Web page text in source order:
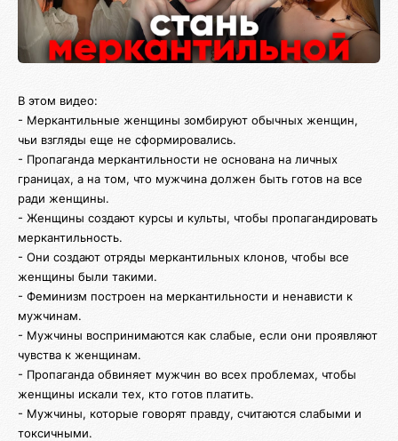
В этом видео:
- Меркантильные женщины зомбируют обычных женщин,
чьи взгляды еще не сформировались.
- Пропаганда меркантильности не основана на личных
границах, а на том, что мужчина должен быть готов на все
ради женщины.
- Женщины создают курсы и культы, чтобы пропагандировать
меркантильность.
- Они создают отряды меркантильных клонов, чтобы все
женщины были такими.
- Феминизм построен на меркантильности и ненависти к
мужчинам.
- Мужчины воспринимаются как слабые, если они проявляют
чувства к женщинам.
- Пропаганда обвиняет мужчин во всех проблемах, чтобы
женщины искали тех, кто готов платить.
- Мужчины, которые говорят правду, считаются слабыми и
токсичными.